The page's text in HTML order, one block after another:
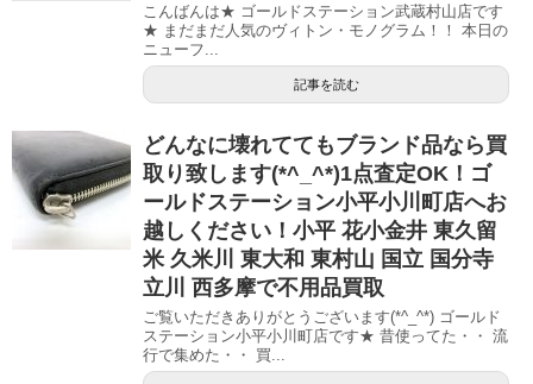
こんばんは★ ゴールドステーション武蔵村山店です
★ まだまだ人気のヴィトン・モノグラム！！ 本日の
ニューフ...
記事を読む
どんなに壊れててもブランド品なら買
取り致します(*^_^*)1点査定OK！ゴ
ールドステーション小平小川町店へお
越しください！小平 花小金井 東久留
米 久米川 東大和 東村山 国立 国分寺
立川 西多摩で不用品買取
ご覧いただきありがとうございます(*^_^*) ゴールド
ステーション小平小川町店です★ 昔使ってた・・ 流
行で集めた・・ 買...